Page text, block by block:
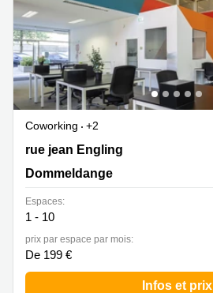
Coworking
+2
2 rue jean Engling, Dommeldange
rue jean Engling
Dommeldange
Espaces:
1 - 10
prix par espace par mois:
De 199 €
Infos et prix